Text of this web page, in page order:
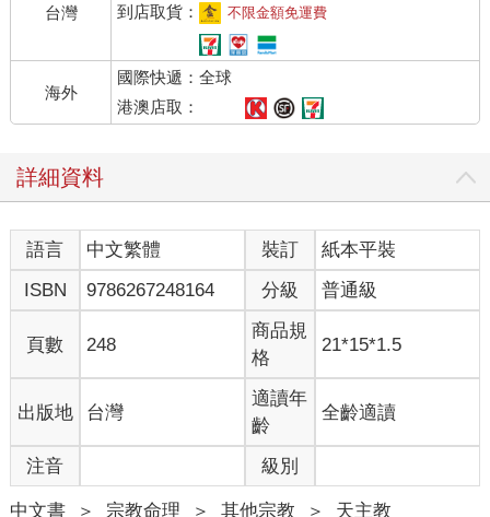
台灣
到店取貨：
不限金額免運費
海外
國際快遞：全球
港澳店取：
詳細資料
語言 中文繁體 裝訂
紙本平裝
ISBN
9786267248164 分級 普通級
頁數 248
商品規
格
21*15*1.5
出版地 台灣
適讀年
齡
全齡適讀
注音 級別
中文書 ＞ 宗教命理 ＞ 其他宗教 ＞ 天主教